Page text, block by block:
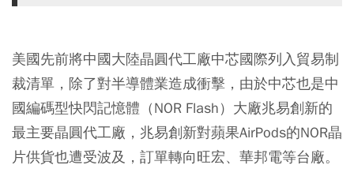
美國先前將中國大陸晶圓代工廠中芯國際列入貿易制
裁清單，除了對半導體業造成衝擊，由於中芯也是中
國編碼型快閃記憶體（NOR Flash）大廠兆易創新的
最主要晶圓代工廠，兆易創新對蘋果AirPods的NOR晶
片供貨也遭受波及，訂單轉向旺宏、華邦電等台廠。